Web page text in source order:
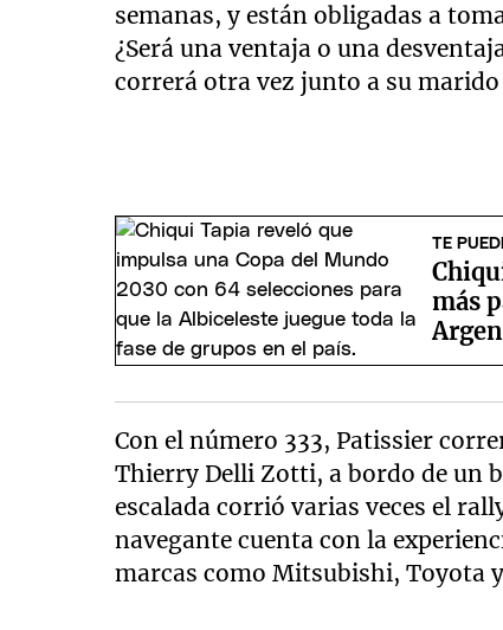
semanas, y están obligadas a
¿Será una ventaja o una
correrá otra vez junto a su
TE
más
Con el número 333, Patissier
Thierry Delli Zotti, a bordo de un
escalada corrió varias veces el
navegante cuenta con la
marcas como Mitsubishi, Toyota